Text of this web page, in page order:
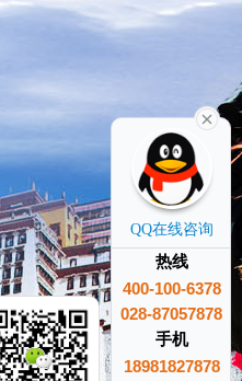
QQ在线咨询
热线
400-100-6378
028-87057878
手机
18981827878